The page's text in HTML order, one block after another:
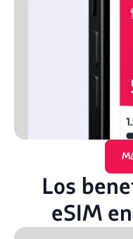
Los
eSIM